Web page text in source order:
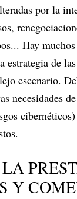
por la
Hay
estrategia de
escenario.
necesidades
Y